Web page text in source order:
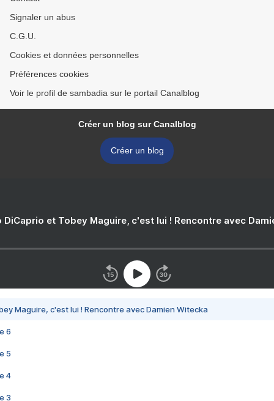
Signaler un abus
C.G.U.
Cookies et données personnelles
Préférences cookies
Voir le profil de sambadia sur le portail Canalblog
Créer un blog sur Canalblog
Créer un blog
DiCaprio et Tobey Maguire, c'est lui ! Rencontre avec
Maguire, c'est lui ! Rencontre avec Damien Witecka
6
5
4
3